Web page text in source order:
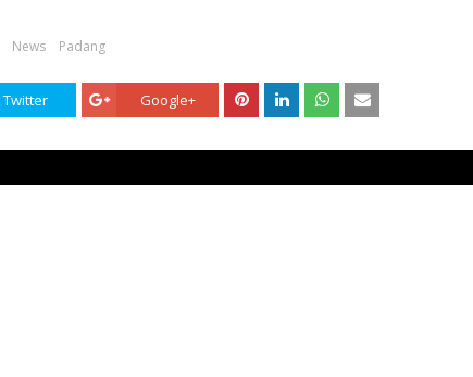
News Padang
Twitter Google+